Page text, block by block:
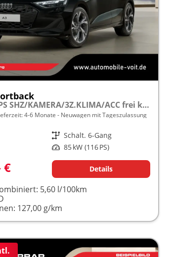
1.5 TFSI 116PS SHZ/KAMERA/3Z.KLIMA/ACC frei konfigurierbar!
4-6 Monate Neuwagen mit Tageszulassung
Getriebe Schalt. 6-Gang
Leistung 85 kW (116 PS)
€ Details
5,60 l/100km
127,00 g/km